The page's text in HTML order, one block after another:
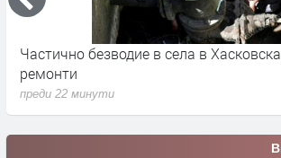
Частично безводие в села в
ремонти
преди 22 минути